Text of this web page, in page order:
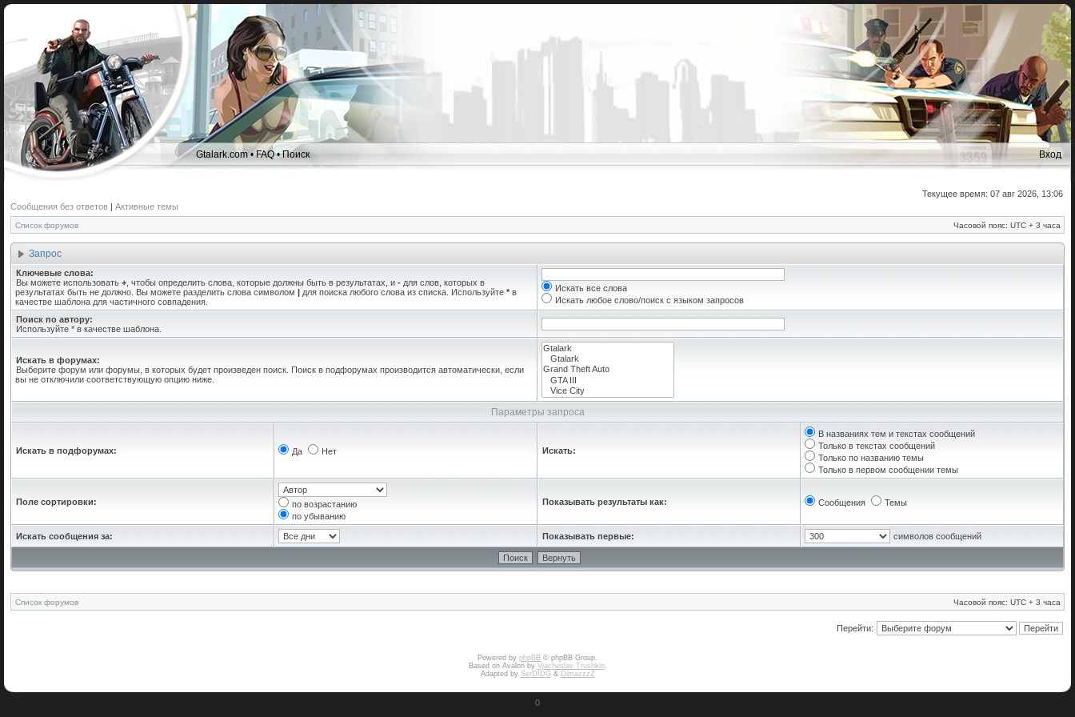
Gtalark.com •FAQ•Поиск Вход
Текущее время: 07 авг 2026, 13:06
Сообщения без ответов | Активные темы
Список форумов Часовой пояс: UTC + 3 часа
Запрос
Ключевые слова:
Вы можете использовать + , чтобы определить слова, которые должны быть в результатах, и - для слов, которых в
результатах быть не должно. Вы можете разделить слова символом | для поиска любого слова из списка. Используйте *в
качестве шаблона для частичного совпадения.
Искать все слова
Искать любое слово/поиск с языком запросов
Поиск по автору:
Используйте * в качестве шаблона.
Искать в форумах:
Выберите форум или форумы, в которых будет произведен поиск. Поиск в подфорумах производится автоматически, если
вы не отключили соответствующую опцию ниже.
Параметры запроса
Искать в подфорумах: Да Нет Искать:
В названиях тем и текстах сообщений
Только в текстах сообщений
Только по названию темы
Только в первом сообщении темы
Поле сортировки:
по возрастанию
по убыванию
Показывать результаты как: Сообщения Темы
Искать сообщения за: Показывать первые: символов сообщений
Список форумов Часовой пояс: UTC + 3 часа
Перейти:
Powered by phpBB © phpBB Group.
Based on Avalon by Vjacheslav Trushkin.
Adapted by SerDIDG& DimazzzZ
0